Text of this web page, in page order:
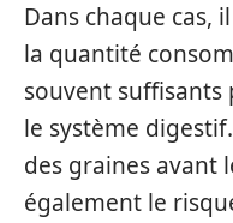
Dans chaque cas,
la quantité
souvent
le système
des graines avant
également le